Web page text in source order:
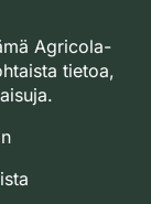
Agricola-
tietoa,